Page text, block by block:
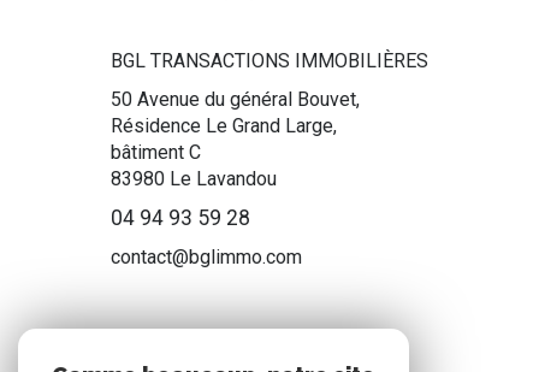
BGL TRANSACTIONS IMMOBILIÈRES
50 Avenue du général Bouvet,
Résidence Le Grand Large,
bâtiment C
83980 Le Lavandou
04 94 93 59 28
contact@bglimmo.com